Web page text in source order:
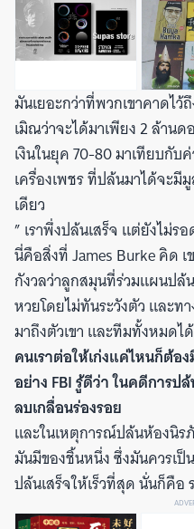
มันเยอะกว่าที่พวกเขาคาดไว้
เมิณว่าจะได้มาเพียง 2 ล้าน
เงินในยุค 70-80 มาเทียบกับ
เครื่องเพชร ที่ปล้นมาได้จะมี
เดียว
” เราพึ่งปล้นเสร็จ แต่ยังไม่ร
นี่คือสิ่งที่ James Burke คิด เ
กังวลว่าลูกสมุนที่ร่วมแผนปล้
หวยโดยไม่ทันระวังตัว และท
มาถึงตัวเขา และทีมทั้งหมดไ
คนเราต่อให้เก่งแค่ไหนก็ต้
อย่าง FBI รู้ดีว่า ในคดีการ
ลบเกลื่อนร่องรอย
และในเหตุการณ์ปล้นห้องนิร
มันมีของชิ้นหนึ่ง ซึ่งมันควรเ
ปล้นเสร็จให้เร็วที่สุด นั่นก็คือ